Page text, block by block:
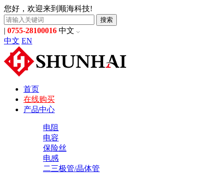
您好，欢迎来到顺海科技!
搜索
| 0755-28100016 中文
中文 EN
首页
在线购买
产品中心
电阻
电容
保险丝
电感
二三极管/晶体管